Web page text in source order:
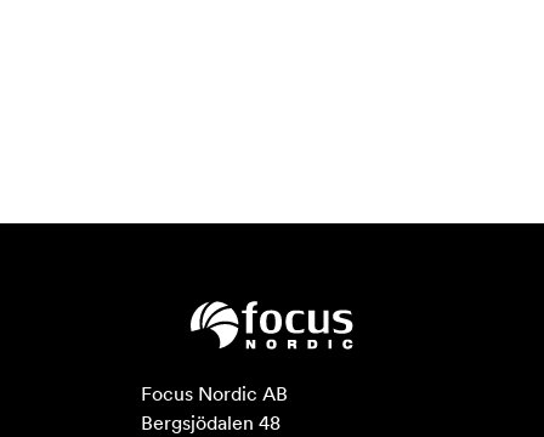
Focus Nordic AB
Bergsjödalen 48